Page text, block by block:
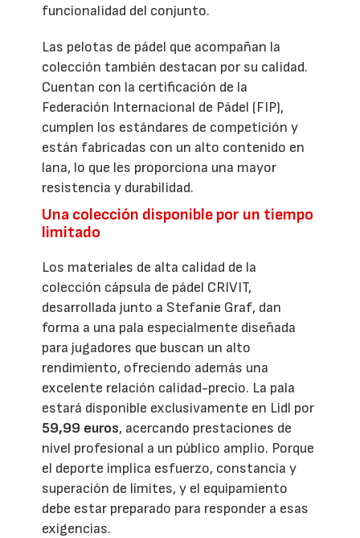
funcionalidad del conjunto.
Las pelotas de pádel que acompañan la
colección también destacan por su calidad.
Cuentan con la certificación de la
Federación Internacional de Pádel (FIP),
cumplen los estándares de competición y
están fabricadas con un alto contenido en
lana, lo que les proporciona una mayor
resistencia y durabilidad.
Una colección disponible por un tiempo
limitado
Los materiales de alta calidad de la
colección cápsula de pádel CRIVIT,
desarrollada junto a Stefanie Graf, dan
forma a una pala especialmente diseñada
para jugadores que buscan un alto
rendimiento, ofreciendo además una
excelente relación calidad-precio. La pala
estará disponible exclusivamente en Lidl por
59,99 euros, acercando prestaciones de
nivel profesional a un público amplio. Porque
el deporte implica esfuerzo, constancia y
superación de límites, y el equipamiento
debe estar preparado para responder a esas
exigencias.